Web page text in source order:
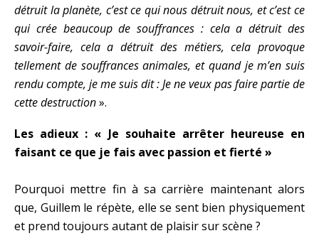
détruit la planète, c’est ce qui nous détruit nous, et c’est ce
qui crée beaucoup de souffrances : cela a détruit des
savoir-faire, cela a détruit des métiers, cela provoque
tellement de souffrances animales, et quand je m’en suis
rendu compte, je me suis dit : Je ne veux pas faire partie de
cette destruction».
Les adieux : « Je souhaite arrêter heureuse en
faisant ce que je fais avec passion et fierté »
Pourquoi mettre fin à sa carrière maintenant alors
que, Guillem le répète, elle se sent bien physiquement
et prend toujours autant de plaisir sur scène ?